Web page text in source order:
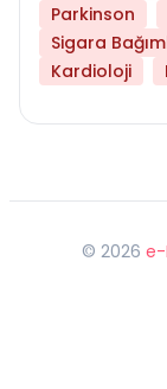
Parkinson
Sigara
Kardioloji
© 2026 e-